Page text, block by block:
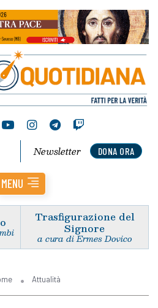
DONA ORA
Newsletter
MENU
Trasfigurazione del
Signore
a cura di Ermes Dovico
Attualità